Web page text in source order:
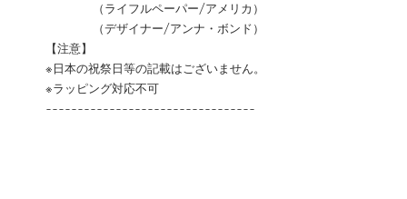
（ライフルペーパー/アメリカ）
（デザイナー/アンナ・ボンド）
【注意】
※日本の祝祭日等の記載はございません。
※ラッピング対応不可
---------------------------------